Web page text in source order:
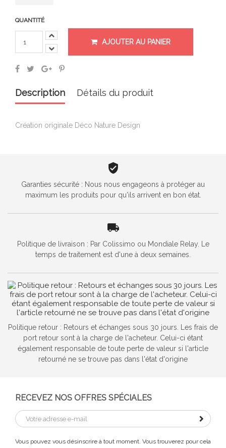
QUANTITÉ
AJOUTER AU PANIER
Description Détails du produit
Création originale Déco Nature Design
Garanties sécurité : Nous nous engageons à protéger au
maximum les produits pour qu'ils arrivent en bon état.
Politique de livraison : Par Colissimo ou Mondiale Relay. Le
temps de traitement est d'une à deux semaines.
Politique retour : Retours et échanges sous 30 jours. Les frais de
port retour sont à la charge de l'acheteur. Celui-ci étant
également responsable de toute perte de valeur si l'article
retourné ne se trouve pas dans l'état d'origine
RECEVEZ NOS OFFRES SPÉCIALES
Vous pouvez vous désinscrire à tout moment. Vous trouverez pour cela